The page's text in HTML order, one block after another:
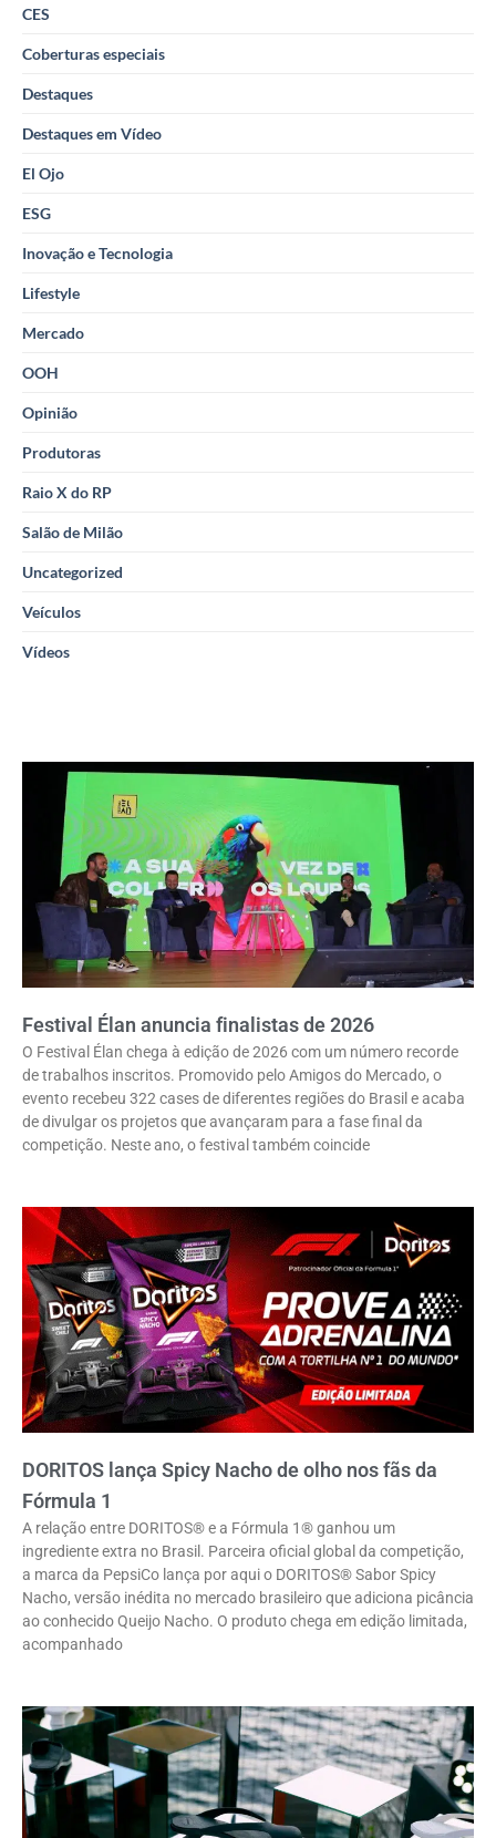
CES
Coberturas especiais
Destaques
Destaques em Vídeo
El Ojo
ESG
Inovação e Tecnologia
Lifestyle
Mercado
OOH
Opinião
Produtoras
Raio X do RP
Salão de Milão
Uncategorized
Veículos
Vídeos
Festival Élan anuncia finalistas de 2026
O Festival Élan chega à edição de 2026 com um número recorde
de trabalhos inscritos. Promovido pelo Amigos do Mercado, o
evento recebeu 322 cases de diferentes regiões do Brasil e acaba
de divulgar os projetos que avançaram para a fase final da
competição. Neste ano, o festival também coincide
DORITOS lança Spicy Nacho de olho nos fãs da
Fórmula 1
A relação entre DORITOS® e a Fórmula 1® ganhou um
ingrediente extra no Brasil. Parceira oficial global da competição,
a marca da PepsiCo lança por aqui o DORITOS® Sabor Spicy
Nacho, versão inédita no mercado brasileiro que adiciona picância
ao conhecido Queijo Nacho. O produto chega em edição limitada,
acompanhado